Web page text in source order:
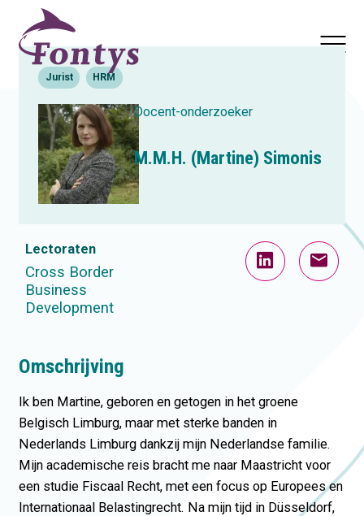
Actualiteiten
Nieuwsbrief
Jurist HRM
Docent-onderzoeker
M.M.H. (Martine) Simonis
Lectoraten
Cross Border
Business
Development
Omschrijving
Ik ben Martine, geboren en getogen in het groene
Belgisch Limburg, maar met sterke banden in
Nederlands Limburg dankzij mijn Nederlandse familie.
Mijn academische reis bracht me naar Maastricht voor
een studie Fiscaal Recht, met een focus op Europees en
Internationaal Belastingrecht. Na mijn tijd in Düsseldorf,